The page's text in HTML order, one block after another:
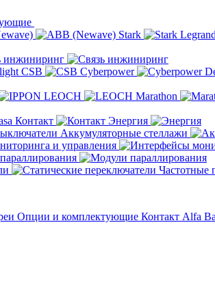
Stark Legrand
инжиниринг
CSB Cyberpower
LEOCH Marathon
Контакт
Энергия
Аккумуляторные стеллажи
и управления
Частотные
Опции и комплектующие Контакт Alfa